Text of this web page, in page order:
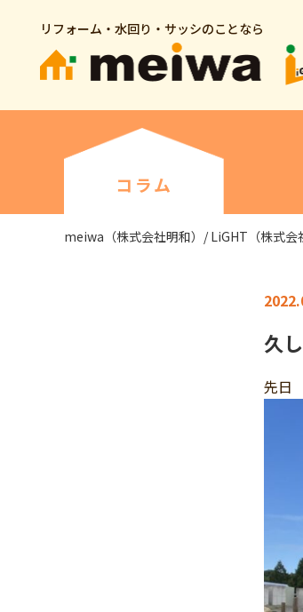
リフォーム・水回り・サッシのことなら
コラム
meiwa（株式会社明和）/ LiGHT（株式会
久
先日